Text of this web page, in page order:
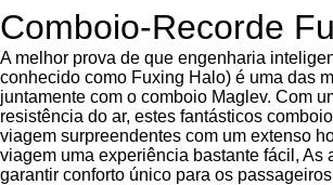
Comboio-Recorde
A melhor prova de que engenharia
conhecido como Fuxing Halo) é uma das
juntamente com o comboio Maglev. Com
resistência do ar, estes fantásticos
viagem surpreendentes com um extenso
viagem uma experiência bastante fácil,
garantir conforto único para os